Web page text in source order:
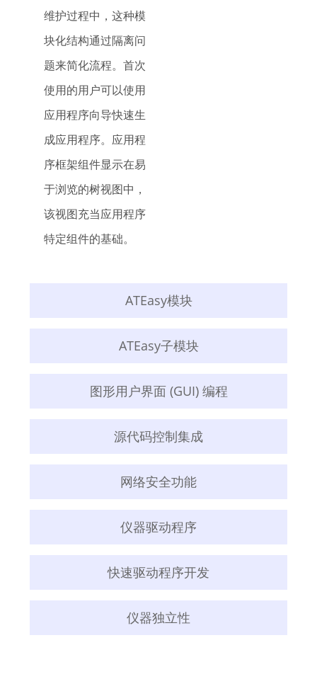
ATEasy模块
ATEasy子模块
图形用户界面 (GUI) 编程
源代码控制集成
网络安全功能
仪器驱动程序
快速驱动程序开发
仪器独立性
维护过程中，这种模
块化结构通过隔离问
题来简化流程。首次
使用的用户可以使用
应用程序向导快速生
成应用程序。应用程
序框架组件显示在易
于浏览的树视图中，
该视图充当应用程序
特定组件的基础。